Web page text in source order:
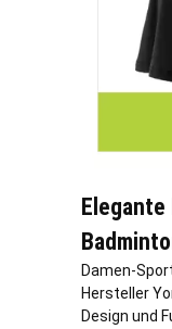
Damen-
Hersteller
Design und